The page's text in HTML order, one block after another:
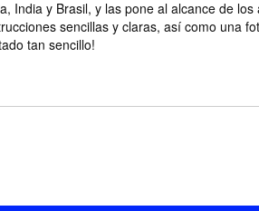
India y Brasil, y las pone al alcance de
sencillas y claras, así como una
tan sencillo!